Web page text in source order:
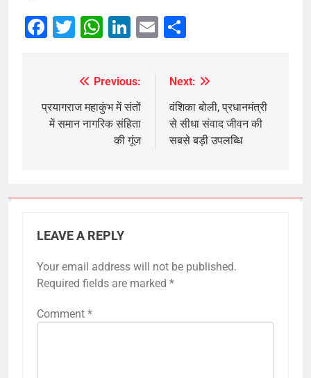
Facebook
Twitter
WhatsApp
LinkedIn
Email
navigation
Previous:
प्रयागराज महाकुंभ में संतों
में समान नागरिक संहिता
की गूंज
Next:
वंशिका बोली, प्रधानमंत्री
से सीधा संवाद जीवन की
सबसे बड़ी उपलब्धि
LEAVE A REPLY
Your email address will not be published.
Required fields are marked *
Comment *